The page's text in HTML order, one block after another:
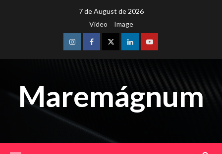
7 de August de 2026
Video
Image
InstagramFacebookTwitterLinkedinYoutube
Maremágnum